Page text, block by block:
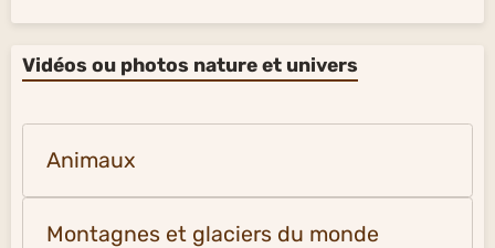
Vidéos ou photos nature et univers
Animaux
Montagnes et glaciers du monde